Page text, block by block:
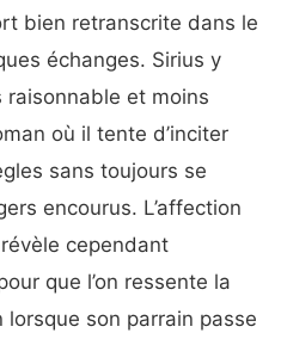
bien retranscrite dans le
échanges. Sirius y
et moins
où il tente d’inciter
sans toujours se
encourus. L’affection
cependant
que l’on ressente la
son parrain passe